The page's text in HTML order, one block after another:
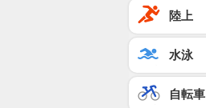
陸上
水泳
自転車